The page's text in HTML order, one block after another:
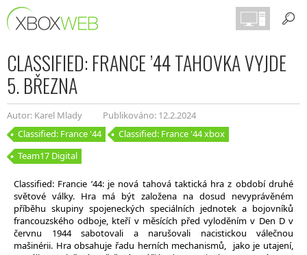
CLASSIFIED: FRANCE ’44 TAHOVKA VYJDE
5. BŘEZNA
Autor: Karel Mlady
Publikováno: 12.2.2024
Classified: France '44
Classified: France '44 xbox
Team17 Digital
Classified: Francie ’44: je nová tahová taktická hra z období druhé
světové války. Hra má být založena na dosud nevyprávěném
příběhu skupiny spojeneckých speciálních jednotek a bojovníků
francouzského odboje, kteří v měsících před vyloděním v Den D v
červnu 1944 sabotovali a narušovali nacistickou válečnou
mašinérii. Hra obsahuje řadu herních mechanismů, jako je utajení,